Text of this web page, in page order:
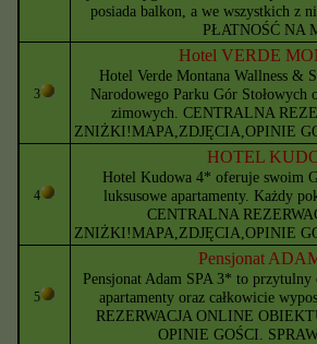
posiada balkon, a we wszystkich z
PŁATNOŚĆ NA
3
Hotel VERDE
Hotel Verde Montana Wallness &
Narodowego Parku Gór
zimowych. CENTRALNA
ZNIŻKI!MAPA,ZDJĘCIA,OPINIE
4
HOTEL
Hotel Kudowa 4* oferuje swoim
luksusowe apartamenty. Każdy
CENTRALNA
ZNIŻKI!MAPA,ZDJĘCIA,OPINIE
5
Pensjonat
Pensjonat Adam SPA 3* to
apartamenty oraz całkowicie
REZERWACJA ONLINE
OPINIE GOŚCI.